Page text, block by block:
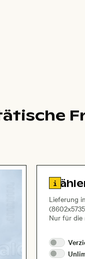
Zu
Lieferung
Nur für die